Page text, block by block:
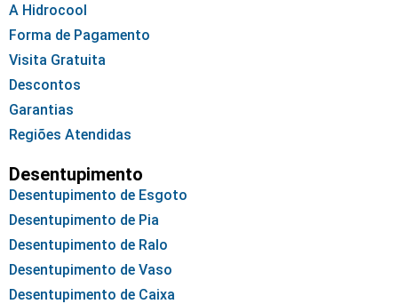
A Hidrocool
Forma de Pagamento
Visita Gratuita
Descontos
Garantias
Regiões Atendidas
Desentupimento
Desentupimento de Esgoto
Desentupimento de Pia
Desentupimento de Ralo
Desentupimento de Vaso
Desentupimento de Caixa